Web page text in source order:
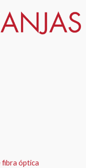
fibra óptica